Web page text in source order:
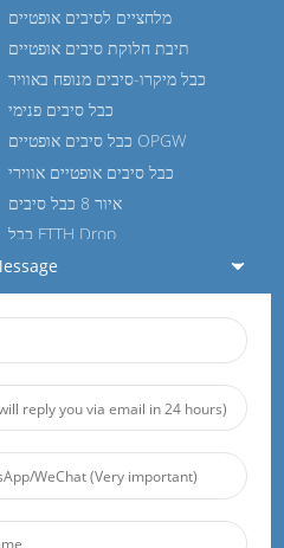
מלחציים לסיבים אופטיים
תיבת חלוקת סיבים אופטיים
כבל מיקרו-סיבים מנופח באוויר
כבל סיבים פנימי
כבל סיבים אופטיים OPGW
כבל סיבים אופטיים אווירי
איור 8 כבל סיבים
כבל FTTH Drop
כבל סיבים אופטיים ADSS